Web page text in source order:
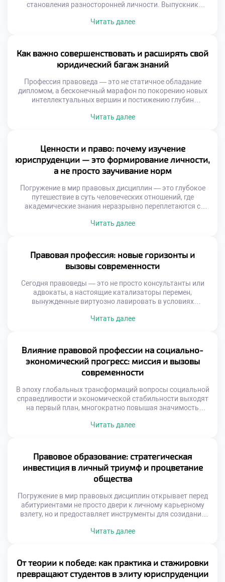
становления разносторонней личности. Выпускник
обладает уникальным набором компетенций,
общественных отношений. Такой специалист осознает:
право представляет собой не просто свод сухих правил, а
действенный механизм, способный […]
Читать далее
Как важно совершенствовать и расширять свой
юридический багаж знаний
Профессия правоведа — это не статичное обладание
дипломом, а бесконечный марафон по покорению новых
интеллектуальных вершин и постижению глубин
или судебный прецедент становится важнейшей вехой,
поэтому осознанное обучение в хорошем техникуме
закладывает тот самый несокрушимый фундамент,
который превращает вчерашнего студента […]
Читать далее
Ценности и право: почему изучение
юриспруденции — это формирование личности,
а не просто заучивание норм
Погружение в мир правовых дисциплин — это глубокое
путешествие в суть человеческих отношений, где
академические знания неразрывно переплетаются с
пространстве, среди кодексов и прецедентов,
путь будущих адвокатов, судей и правозащитников.
Именно поэтому осознанное обучение в хорошем
техникуме становится […]
Читать далее
Правовая профессия: новые горизонты и
вызовы современности
Сегодня правоведы — это не просто консультанты или
адвокаты, а настоящие катализаторы перемен,
вынужденные виртуозно лавировать в условиях
распахивает перед ними безграничные карьерные
поэтому осознанное обучение в хорошем техникуме
становится тем самым надежным фундаментом, который
позволяет будущим экспертам […]
Читать далее
Влияние правовой профессии на социально-
экономический прогресс: миссия и вызовы
современности
В эпоху глобальных трансформаций вопросы социальной
справедливости и экономической стабильности выходят
на первый план, многократно повышая значимость
перестали быть просто толкователями нормативных
частными интересами и государственным благом.
Именно поэтому осознанное обучение в хорошем
техникуме становится тем самым […]
Читать далее
Правовое образование: стратегическая
инвестиция в личный триумф и процветание
общества
Погружение в мир правовых дисциплин открывает перед
абитуриентами не просто двери к личному карьерному
взлету, но и предоставляет инструменты для созидания
постигающие тонкости законодательства, по сути,
отстаивать верховенство закона. Именно поэтому
осознанное обучение в московском техникуме выступает
тем самым надежным трамплином, который […]
Читать далее
От теории к победе: как практика и стажировки
превращают студентов в элиту юриспруденции